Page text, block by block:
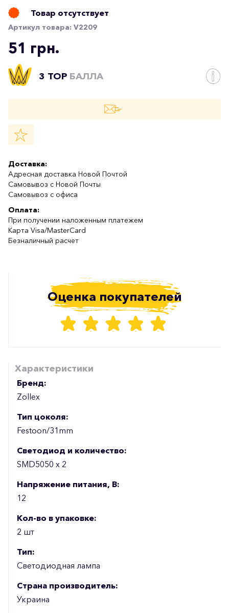
Товар отсутствует
Артикул товара: V2209
51 грн.
3 TOP БАЛЛА
Доставка:
Адресная доставка Новой Почтой
Самовывоз с Новой Почты
Самовывоз с офиса
Оплата:
При получении наложенным платежем
Карта Visa/MasterCard
Безналичный расчет
Оценка покупателей
Характеристики
Бренд:
Zollex
Тип цоколя:
Festoon/31mm
Светодиод и количество:
SMD5050 x 2
Напряжение питания, В:
12
Кол-во в упаковке:
2 шт
Тип:
Светодиодная лампа
Страна производитель:
Украина